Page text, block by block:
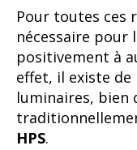
Pour toutes ces
nécessaire
positivement à
effet, il existe
luminaires, bien
HPS.